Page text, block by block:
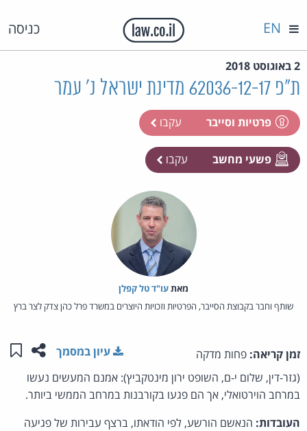
כניסה EN
2 באוגוסט 2018
ת"פ 62036-12-17 מדינת ישראל נ' עמר
פרטיות וסייבר עקבו
פשעי מחשב עקבו
מאת‏עו"ד טל קפלן
שותף וחבר בקבוצת הסייבר, הפרטיות וזכויות היוצרים במשרד פרל כהן צדק לצר ברץ
זמן קריאה: פחות מדקה שתפו
עיון במסמך
(גזר-דין, שלום י-ם, השופט ירון מינטקביץ): אמנם המעשים נעשו
במרחב הוירטואלי, אך הם פגעו בקורבנות במרחב הממשי ביותר.
העובדות: הנאשם הורשע, לפי הודאתו, ברצף עבירות של פגיעה